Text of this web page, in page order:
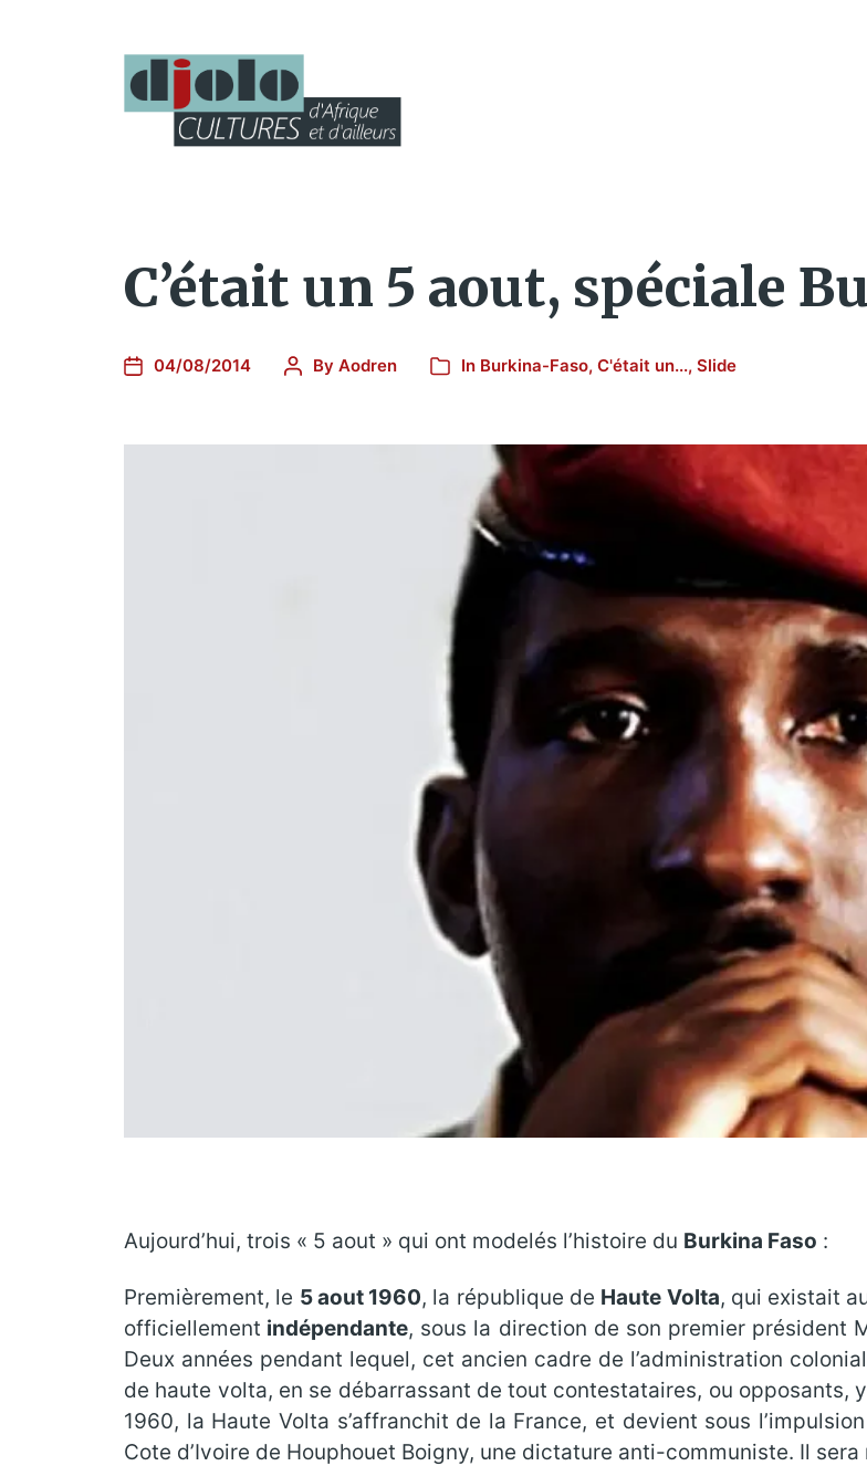
C’était un 5 aout, spéciale
04/08/2014 By Aodren In Burkina-Faso, C'était un..., Slide
Aujourd’hui, trois « 5 aout » qui ont modelés l’histoire du Burkina Faso :
Premièrement, le 5 aout 1960, la république de Haute Volta, qui existait
officiellement indépendante, sous la direction de son premier président
Deux années pendant lequel, cet ancien cadre de l’administration
de haute volta, en se débarrassant de tout contestataires, ou opposants,
1960, la Haute Volta s’affranchit de la France, et devient sous
Cote d’Ivoire de Houphouet Boigny, une dictature anti-communiste. Il sera